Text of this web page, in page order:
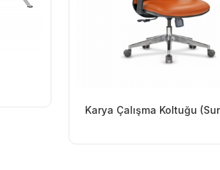
Karya Çalışma Koltuğu